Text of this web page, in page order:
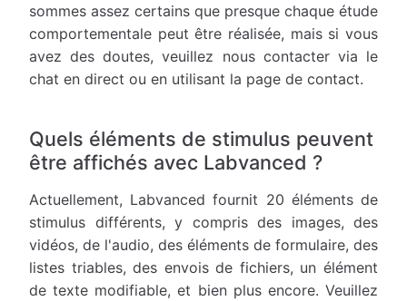
sommes assez certains que presque chaque étude
comportementale peut être réalisée, mais si vous
avez des doutes, veuillez nous contacter via le
chat en direct ou en utilisant la page de contact.
Quels éléments de stimulus peuvent
être affichés avec Labvanced ?
Actuellement, Labvanced fournit 20 éléments de
stimulus différents, y compris des images, des
vidéos, de l'audio, des éléments de formulaire, des
listes triables, des envois de fichiers, un élément
de texte modifiable, et bien plus encore. Veuillez